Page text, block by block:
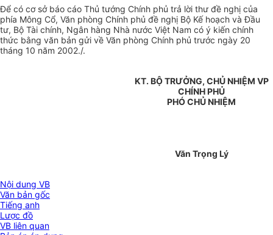
Để có cơ sở báo cáo Thủ tướng Chính phủ trả lời thư đề nghị của
phía Mông Cổ, Văn phòng Chính phủ đề nghị Bộ Kế hoạch và Đầu
tư, Bộ Tài chính, Ngân hàng Nhà nước Việt Nam có ý kiến chính
thức bằng văn bản gửi về Văn phòng Chính phủ trước ngày 20
tháng 10 năm 2002./.
KT. BỘ TRƯỞNG, CHỦ NHIỆM VP
CHÍNH PHỦ
PHÓ CHỦ NHIỆM
Văn Trọng Lý
Nội dung VB
Văn bản gốc
Tiếng anh
Lược đồ
VB liên quan